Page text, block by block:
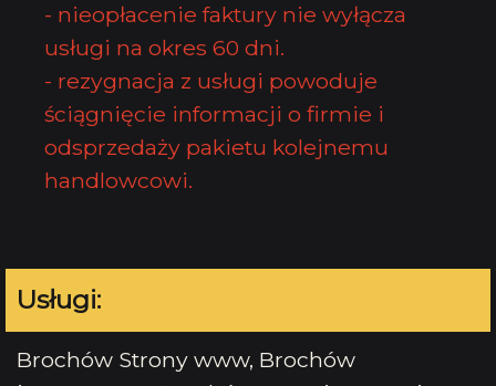
- nieopłacenie faktury nie wyłącza
usługi na okres 60 dni.
- rezygnacja z usługi powoduje
ściągnięcie informacji o firmie i
odsprzedaży pakietu kolejnemu
handlowcowi.
Usługi:
Brochów Strony www, Brochów